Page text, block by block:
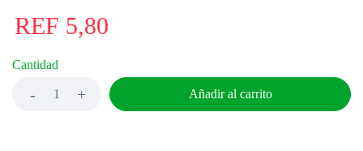
REF 5,80
Cantidad
Añadir al carrito